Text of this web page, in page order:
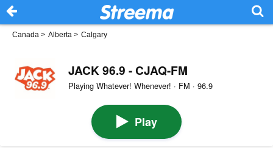
Canada > Alberta > Calgary
JACK 96.9 - CJAQ-FM
Playing Whatever! Whenever! · FM · 96.9
Play